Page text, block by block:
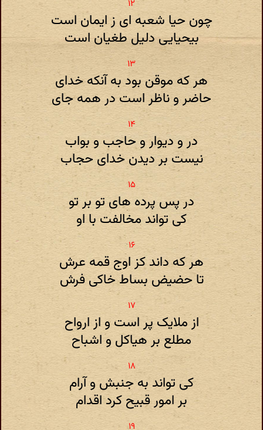
چون حیا شعبه ای ز ایمان است
بیحیایی دلیل طغیان است
هر که موقن بود به آنکه خدای
حاضر و ناظر است در همه جای
در و دیوار و حاجب و بواب
نیست بر دیدن خدای حجاب
در پس پرده های تو بر تو
کی تواند مخالفت با او
هر که داند کز اوج قمه عرش
تا حضیض بساط خاکی فرش
از ملایک پر است و از ارواح
مطلع بر هیاکل و اشباح
کی تواند به جنبش و آرام
بر امور قبیح کرد اقدام